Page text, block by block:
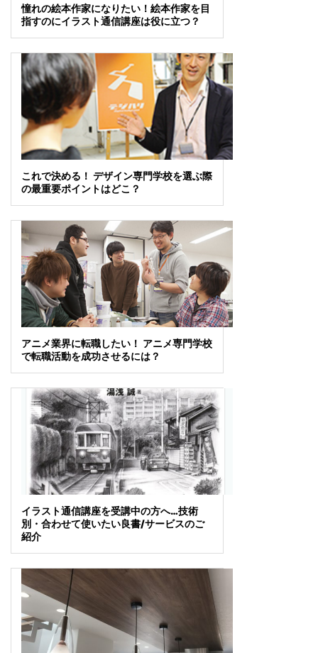
憧れの絵本作家になりたい！絵本作家を目
指すのにイラスト通信講座は役に立つ？
これで決める！ デザイン専門学校を選ぶ際
の最重要ポイントはどこ？
アニメ業界に転職したい！ アニメ専門学校
で転職活動を成功させるには？
イラスト通信講座を受講中の方へ…技術
別・合わせて使いたい良書/サービスのご
紹介